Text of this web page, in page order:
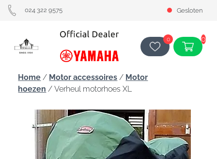
024 322 9575 Gesloten
0 0
Home / Motor accessoires / Motor
hoezen / Verheul motorhoes XL